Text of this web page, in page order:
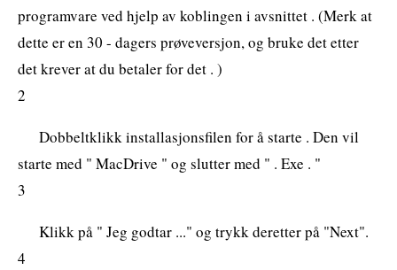
programvare ved hjelp av koblingen i avsnittet . (Merk at
dette er en 30 - dagers prøveversjon, og bruke det etter
det krever at du betaler for det . )
2
Dobbeltklikk installasjonsfilen for å starte . Den vil
starte med " MacDrive " og slutter med " . Exe . "
3
Klikk på " Jeg godtar ..." og trykk deretter på "Next".
4